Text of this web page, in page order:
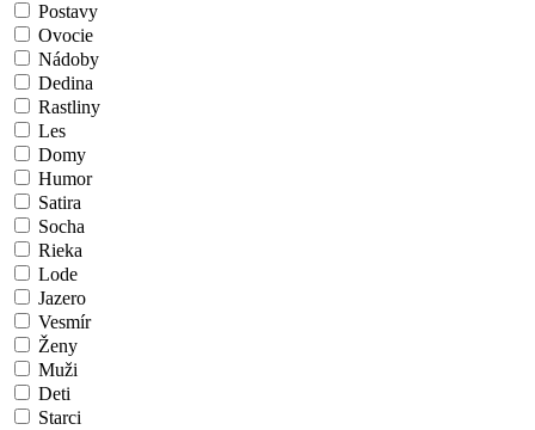
Postavy
Ovocie
Nádoby
Dedina
Rastliny
Les
Domy
Humor
Satira
Socha
Rieka
Lode
Jazero
Vesmír
Ženy
Muži
Deti
Starci